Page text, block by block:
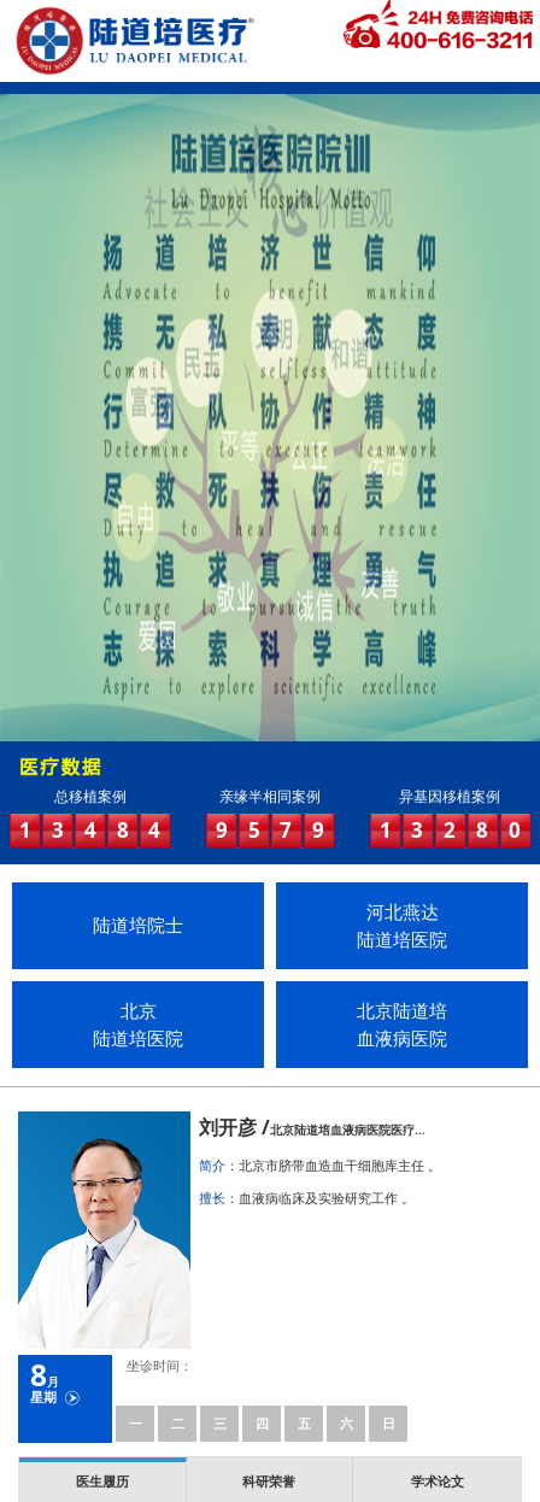
总移植案例
1 3 4 8 4
亲缘半相同案例
9 5 7 9
异基因移植案例
1 3 2 8 0
陆道培院士
河北燕达
陆道培医院
北京
陆道培医院
北京陆道培
血液病医院
刘开彦 /北京陆道培血液病医院医疗...
简介：北京市脐带血造血干细胞库主任 。
擅长： 血液病临床及实验研究工作 。
8月
星期
一
二 三 四 五 六 日
坐诊时间：
医生履历 科研荣誉 学术论文